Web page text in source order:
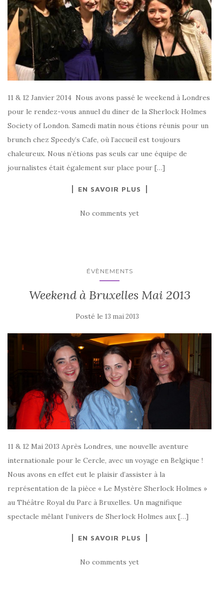
11 & 12 Janvier 2014 Nous avons passé le weekend à Londres
pour le rendez-vous annuel du diner de la Sherlock Holmes
Society of London. Samedi matin nous étions réunis pour un
brunch chez Speedy’s Cafe, où l’accueil est toujours
chaleureux. Nous n’étions pas seuls car une équipe de
journalistes était également sur place pour […]
EN SAVOIR PLUS
No comments yet
ÉVÈNEMENTS
Weekend à Bruxelles Mai 2013
Posté le 13 mai 2013
11 & 12 Mai 2013 Après Londres, une nouvelle aventure
internationale pour le Cercle, avec un voyage en Belgique !
Nous avons en effet eut le plaisir d’assister à la
représentation de la pièce « Le Mystère Sherlock Holmes »
au Théâtre Royal du Parc à Bruxelles. Un magnifique
spectacle mêlant l’univers de Sherlock Holmes aux […]
EN SAVOIR PLUS
No comments yet